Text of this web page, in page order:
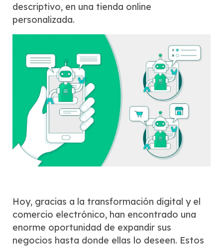
descriptivo, en una tienda online
personalizada.
Hoy, gracias a la transformación digital y el
comercio electrónico, han encontrado una
enorme oportunidad de expandir sus
negocios hasta donde ellas lo deseen. Estos